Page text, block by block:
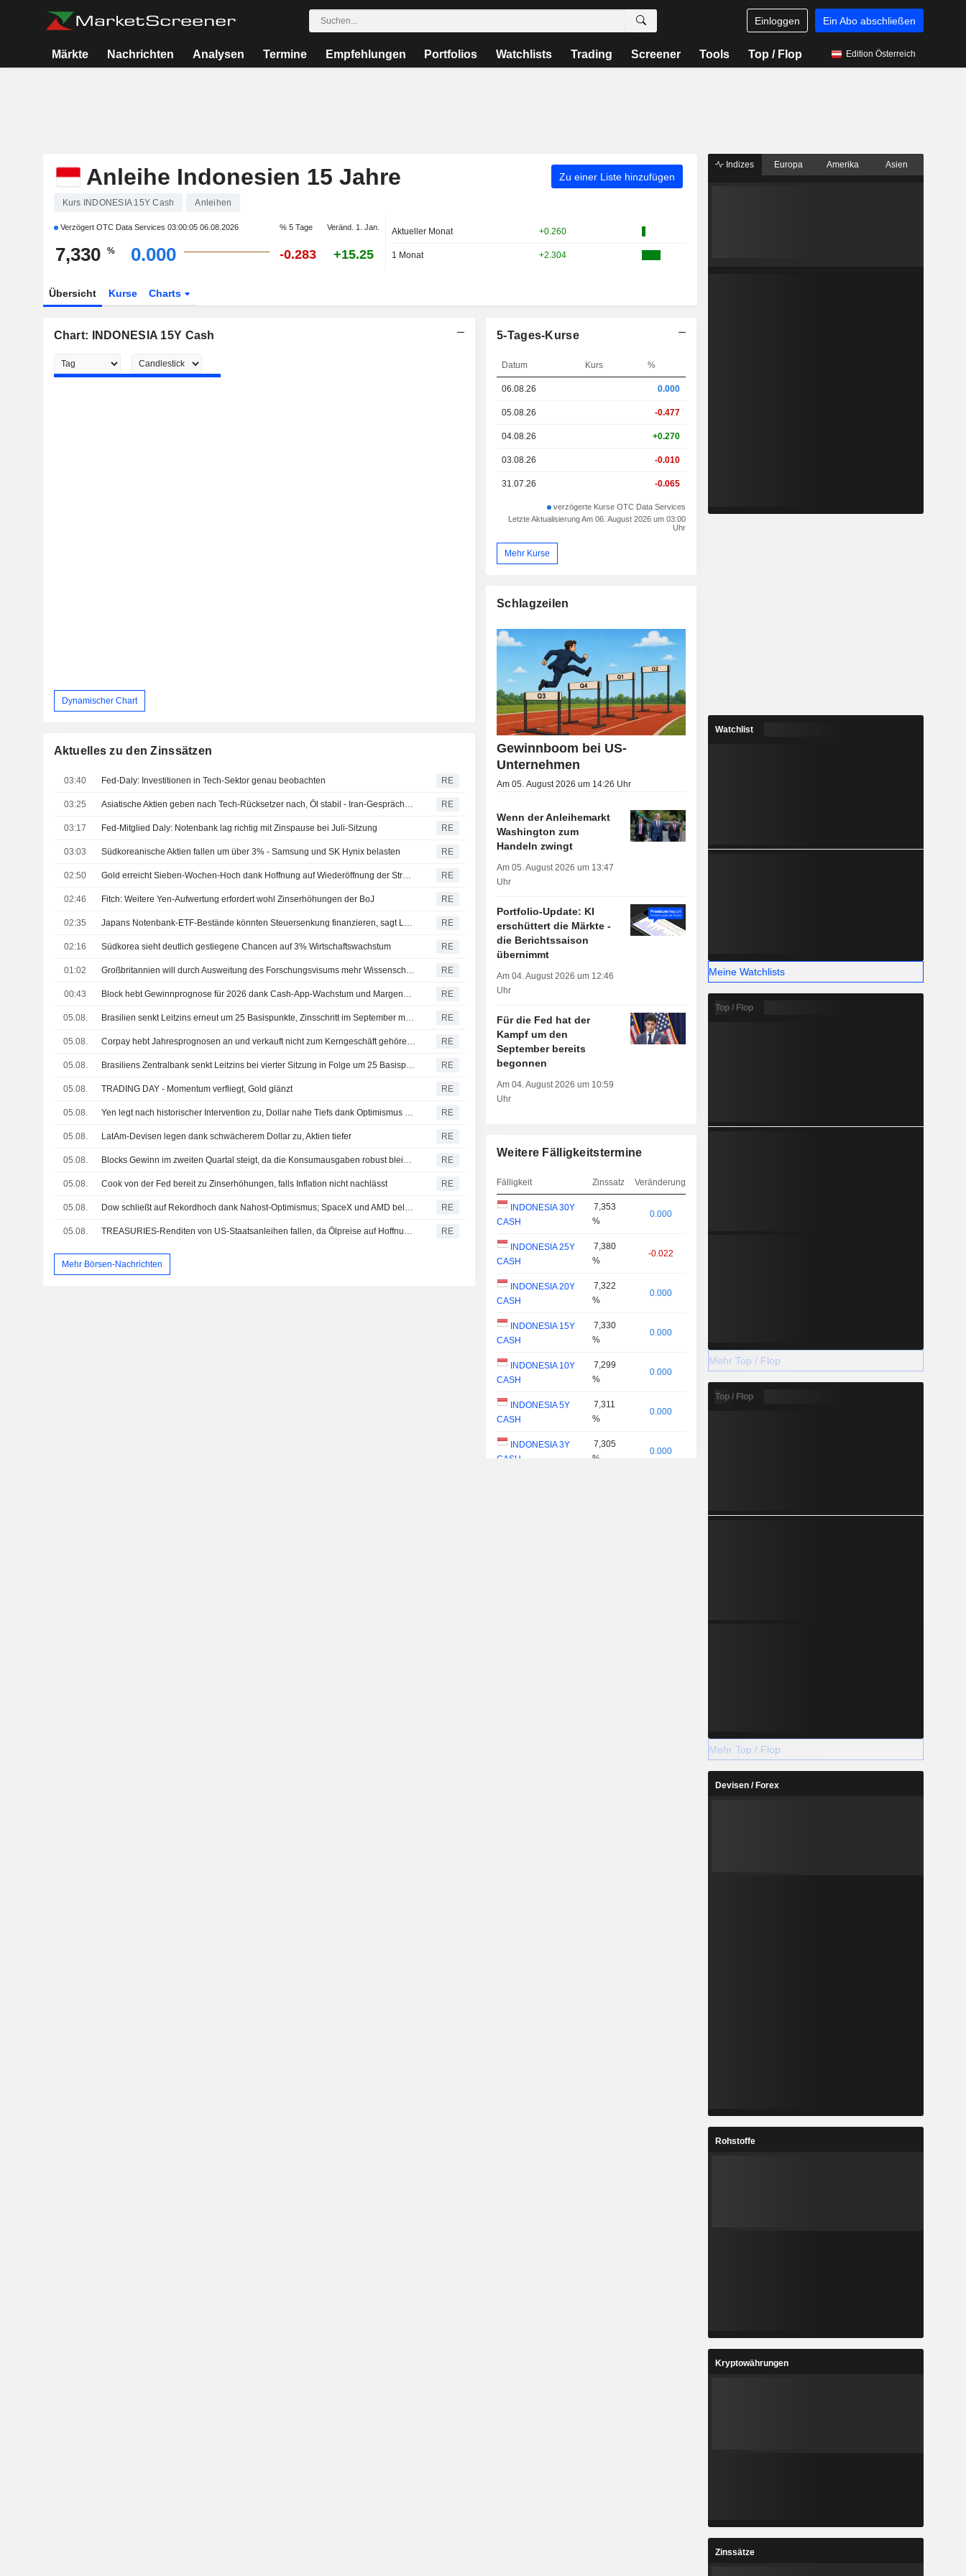
Einloggen Ein Abo abschließen
Märkte Nachrichten Analysen Termine Empfehlungen Portfolios Watchlists Trading Screener Tools Top / Flop Edition Österreich
Anleihe Indonesien 15 Jahre Zu einer Liste hinzufügen
Kurs INDONESIA 15Y Cash Anleihen
Verzögert OTC Data Services 03:00:05 06.08.2026 % 5 Tage Veränd. 1. Jan.
7,330 % 0.000 -0.283 +15.25
Aktueller Monat +0.260
1 Monat +2.304
Übersicht Kurse Charts
Chart: INDONESIA 15Y Cash
Dynamischer Chart
Aktuelles zu den Zinssätzen
03:40 Fed-Daly: Investitionen in Tech-Sektor genau beobachten RE
03:25 Asiatische Aktien geben nach Tech-Rücksetzer nach, Öl stabil - Iran-Gespräche bleiben im Fokus RE
03:17 Fed-Mitglied Daly: Notenbank lag richtig mit Zinspause bei Juli-Sitzung RE
03:03 Südkoreanische Aktien fallen um über 3% - Samsung und SK Hynix belasten RE
02:50 Gold erreicht Sieben-Wochen-Hoch dank Hoffnung auf Wiederöffnung der Straße von Hormus RE
02:46 Fitch: Weitere Yen-Aufwertung erfordert wohl Zinserhöhungen der BoJ RE
02:35 Japans Notenbank-ETF-Bestände könnten Steuersenkung finanzieren, sagt LDP-Funktionär RE
02:16 Südkorea sieht deutlich gestiegene Chancen auf 3% Wirtschaftswachstum RE
01:02 Großbritannien will durch Ausweitung des Forschungsvisums mehr Wissenschaftler ins Land holen RE
00:43 Block hebt Gewinnprognose für 2026 dank Cash-App-Wachstum und Margenverbesserung an RE
05.08. Brasilien senkt Leitzins erneut um 25 Basispunkte, Zinsschritt im September möglich RE
05.08. Corpay hebt Jahresprognosen an und verkauft nicht zum Kerngeschäft gehörendes britisches Fahrzeugzahlungs-Geschäft RE
05.08. Brasiliens Zentralbank senkt Leitzins bei vierter Sitzung in Folge um 25 Basispunkte RE
05.08. TRADING DAY - Momentum verfliegt, Gold glänzt RE
05.08. Yen legt nach historischer Intervention zu, Dollar nahe Tiefs dank Optimismus über Iran-Gespräche RE
05.08. LatAm-Devisen legen dank schwächerem Dollar zu, Aktien tiefer RE
05.08. Blocks Gewinn im zweiten Quartal steigt, da die Konsumausgaben robust bleiben RE
05.08. Cook von der Fed bereit zu Zinserhöhungen, falls Inflation nicht nachlässt RE
05.08. Dow schließt auf Rekordhoch dank Nahost-Optimismus; SpaceX und AMD belasten Nasdaq RE
05.08. TREASURIES-Renditen von US-Staatsanleihen fallen, da Ölpreise auf Hoffnung zur Straße von Hormuz nachgeben RE
Mehr Börsen-Nachrichten
5-Tages-Kurse
Datum Kurs %
06.08.26 0.000
05.08.26 -0.477
04.08.26 +0.270
03.08.26 -0.010
31.07.26 -0.065
verzögerte Kurse OTC Data Services
Letzte Aktualisierung Am 06. August 2026 um 03:00
Uhr
Mehr Kurse
Schlagzeilen
Gewinnboom bei US-
Unternehmen
Am 05. August 2026 um 14:26 Uhr
Wenn der Anleihemarkt
Washington zum
Handeln zwingt
Am 05. August 2026 um 13:47
Uhr
Portfolio-Update: KI
erschüttert die Märkte -
die Berichtssaison
übernimmt
Am 04. August 2026 um 12:46
Uhr
Für die Fed hat der
Kampf um den
September bereits
begonnen
Am 04. August 2026 um 10:59
Uhr
Weitere Fälligkeitstermine
Fälligkeit Zinssatz Veränderung
INDONESIA 30Y
CASH
7,353
%
0.000
INDONESIA 25Y
CASH
7,380
%
-0.022
INDONESIA 20Y
CASH
7,322
%
0.000
INDONESIA 15Y
CASH
7,330
%
0.000
INDONESIA 10Y
CASH
7,299
%
0.000
INDONESIA 5Y
CASH
7,311
%
0.000
INDONESIA 3Y
CASH
7,305
%
0.000
Indizes Europa Amerika Asien
Watchlist
Meine Watchlists
Top / Flop
Mehr Top / Flop
Top / Flop
Mehr Top / Flop
Devisen / Forex
Rohstoffe
Kryptowährungen
Zinssätze